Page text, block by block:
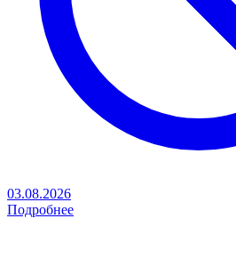
03.08.2026
Подробнее